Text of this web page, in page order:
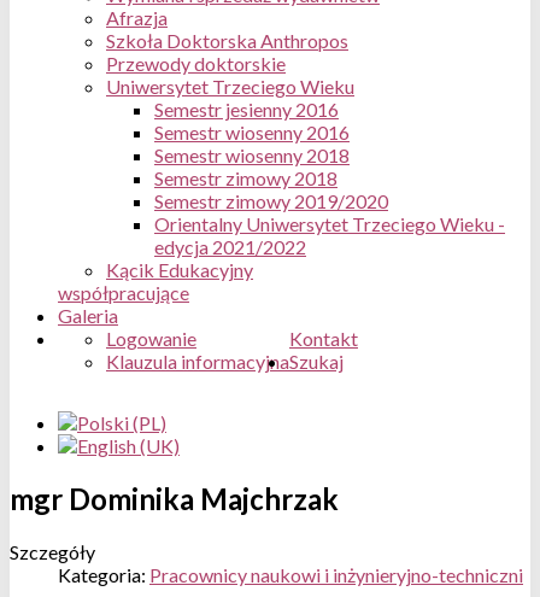
Afrazja
Szkoła Doktorska Anthropos
Przewody doktorskie
Uniwersytet Trzeciego Wieku
Semestr jesienny 2016
Semestr wiosenny 2016
Semestr wiosenny 2018
Semestr zimowy 2018
Semestr zimowy 2019/2020
Orientalny Uniwersytet Trzeciego Wieku -
edycja 2021/2022
Kącik Edukacyjny
współpracujące
Galeria
Kontakt
Logowanie
Klauzula informacyjnaSzukaj
mgr Dominika Majchrzak
Szczegóły
Kategoria: Pracownicy naukowi i inżynieryjno-techniczni